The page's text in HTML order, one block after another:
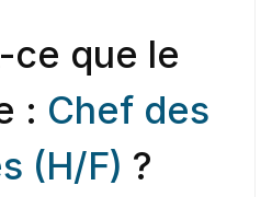
ce que le
: Chef des
(H/F) ?